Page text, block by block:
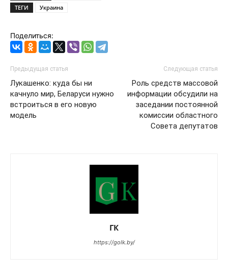
ТЕГИ
Украина
Поделиться:
Предыдущая статья
Лукашенко: куда бы ни
качнуло мир, Беларуси нужно
встроиться в его новую
модель
Следующая статья
Роль средств массовой
информации обсудили на
заседании постоянной
комиссии областного
Совета депутатов
ГК
https://golk.by/